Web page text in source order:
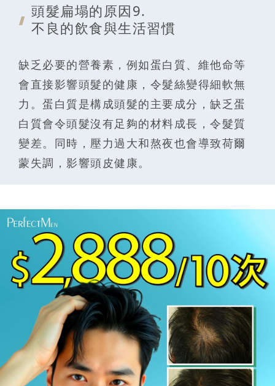
頭髮扁塌的原因9.
不良的飲食與生活習慣
缺乏必要的營養素，例如蛋白質、維他命等
會直接影響頭髮的健康，令髮絲變得細軟無
力。蛋白質是構成頭髮的主要成分，缺乏蛋
白質會令頭髮沒有足夠的材料成長，令髮質
變差。同時，壓力過大和熬夜也會導致荷爾
蒙失調，影響頭皮健康。